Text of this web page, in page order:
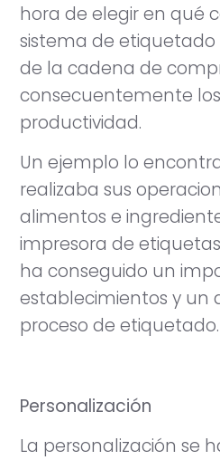
hora de elegir en qué
sistema de
de la cadena de
consecuentemente
productividad.
Un ejemplo lo
realizaba sus
alimentos e
impresora de etiquetas
ha conseguido un
establecimientos y un
proceso de etiquetado.
Personalización
La personalización se